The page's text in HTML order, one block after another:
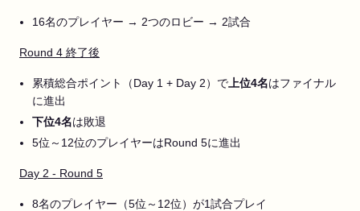
16名のプレイヤー → 2つのロビー → 2試合
Round 4 終了後
累積総合ポイント（Day 1 + Day 2）で 上位4名はファイナル
に進出
下位4名は敗退
5位～12位のプレイヤーはRound 5に進出
Day 2 - Round 5
8名のプレイヤー（5位～12位）が1試合プレイ